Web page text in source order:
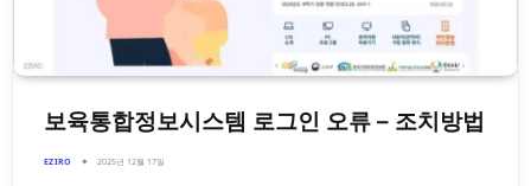
보육통합정보시스템 로그인 오류 – 조치방법
EZIRO 2025년 12월 17일